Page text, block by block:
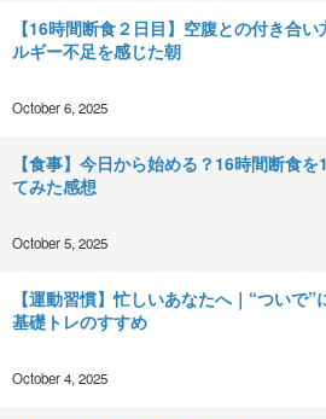
【16時間断食２日目】空腹との付き合い
ルギー不足を感じた朝
October 6, 2025
【食事】今日から始める？16時間断食を
てみた感想
October 5, 2025
【運動習慣】忙しいあなたへ｜“ついで”
基礎トレのすすめ
October 4, 2025